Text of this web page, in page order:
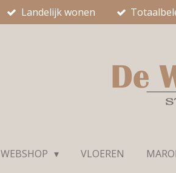
Landelijk wonen
WEBSHOP VLOEREN